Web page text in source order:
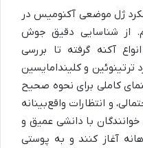
ژل موضعی آکنومیس در
از شناسایی دقیق جوش
آکنه گرفته تا بررسی
ترتینوئین و کلیندامایسین
کاملی برای نحوه صحیح
و انتظارات واقع‌بینانه
خوانندگان با دانشی عمیق و
آغاز کنند و به پوستی